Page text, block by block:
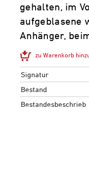
gehalten, im
aufgeblasene
Anhänger,
zu Warenkorb
Signatur
Bestand
Bestandesbeschrieb